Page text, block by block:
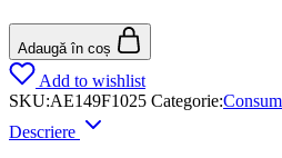
Adaugă în coș
Add to wishlist
SKU:AE149F1025 Categorie:
Descriere